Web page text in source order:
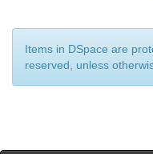
Items in DSpace are
reserved, unless